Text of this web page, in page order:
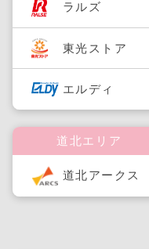
ラルズ
東光ストア
エルディ
道北エリア
道北アークス